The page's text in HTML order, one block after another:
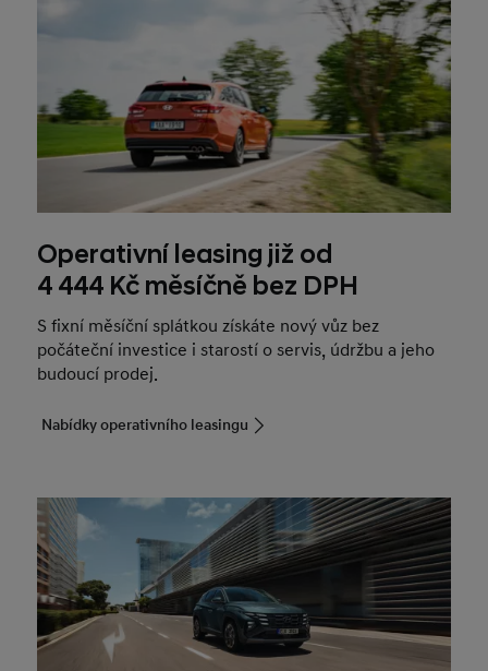
Operativní leasing již od
4 444 Kč měsíčně bez DPH
S fixní měsíční splátkou získáte nový vůz bez
počáteční investice i starostí o servis, údržbu a jeho
budoucí prodej.
Nabídky operativního leasingu